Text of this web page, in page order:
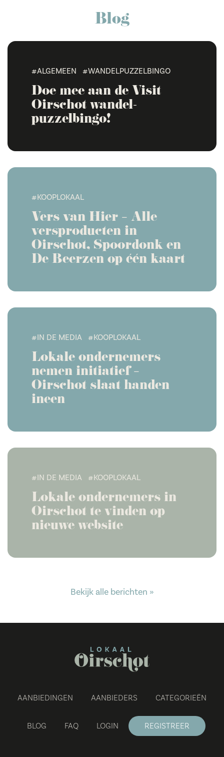
Blog
#ALGEMEEN #WANDELPUZZELBINGO
Doe mee aan de Visit
Oirschot wandel-
puzzelbingo!
#KOOPLOKAAL
Vers van Hier – Alle
versproducten in
Oirschot, Spoordonk en
De Beerzen op één kaart
#IN DE MEDIA #KOOPLOKAAL
Lokale ondernemers
nemen initiatief –
Oirschot slaat handen
ineen
#IN DE MEDIA #KOOPLOKAAL
Lokale ondernemers in
Oirschot te vinden op
nieuwe website
Bekijk alle berichten »
AANBIEDINGEN AANBIEDERS CATEGORIEËN
BLOG FAQ LOGIN REGISTREER